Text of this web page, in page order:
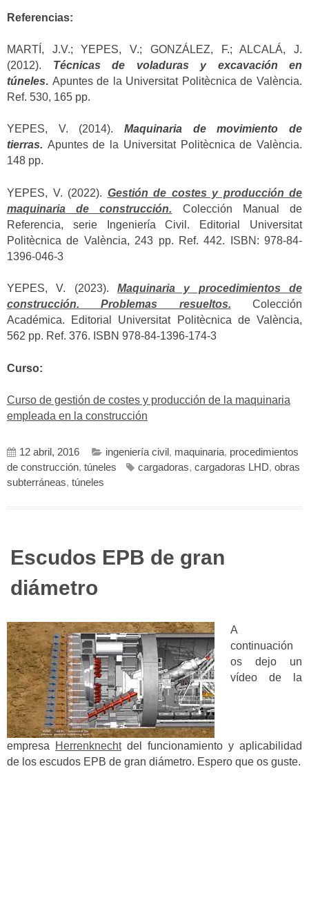
Referencias:
MARTÍ, J.V.; YEPES, V.; GONZÁLEZ, F.; ALCALÁ, J.
(2012). Técnicas de voladuras y excavación en
túneles. Apuntes de la Universitat Politècnica de València.
Ref. 530, 165 pp.
YEPES, V. (2014). Maquinaria de movimiento de
tierras. Apuntes de la Universitat Politècnica de València.
148 pp.
YEPES, V. (2022). Gestión de costes y producción de
maquinaria de construcción. Colección Manual de
Referencia, serie Ingeniería Civil. Editorial Universitat
Politècnica de València, 243 pp. Ref. 442. ISBN: 978-84-
1396-046-3
YEPES, V. (2023). Maquinaria y procedimientos de
construcción. Problemas resueltos. Colección
Académica. Editorial Universitat Politècnica de València,
562 pp. Ref. 376. ISBN 978-84-1396-174-3
Curso:
Curso de gestión de costes y producción de la maquinaria
empleada en la construcción
12 abril, 2016 ingeniería civil , maquinaria, procedimientos
de construcción, túneles cargadoras, cargadoras LHD, obras
subterráneas, túneles
Escudos EPB de gran
diámetro
A
continuación
os dejo un
vídeo de la
empresa Herrenknechtdel funcionamiento y aplicabilidad
de los escudos EPB de gran diámetro. Espero que os guste.